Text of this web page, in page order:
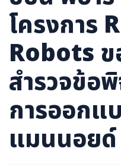
เอเชีย
ภาษาจีน
ภาษาญี่ปุ่น
โครงการ
Robots
สำรวจข้อ
การออกแ
แมนนอยด์